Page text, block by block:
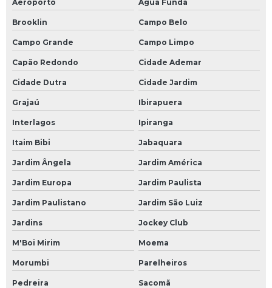
Aeroporto Água Funda
Brooklin Campo Belo
Campo Grande Campo Limpo
Capão Redondo Cidade Ademar
Cidade Dutra Cidade Jardim
Grajaú Ibirapuera
Interlagos Ipiranga
Itaim Bibi Jabaquara
Jardim Ângela Jardim América
Jardim Europa Jardim Paulista
Jardim Paulistano Jardim São Luiz
Jardins Jockey Club
M'Boi Mirim Moema
Morumbi Parelheiros
Pedreira Sacomã